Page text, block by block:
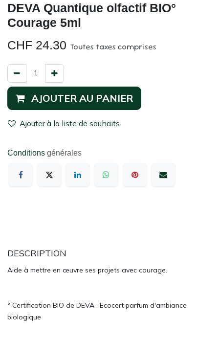
DEVA Quantique olfactif BIO°
Courage 5ml
CHF 24.30 Toutes taxes comprises
AJOUTER AU PANIER
Ajouter à la liste de souhaits
Conditions générales
DESCRIPTION
Aide à mettre en œuvre ses projets avec courage.
° Certification BIO de DEVA : Ecocert parfum d'ambiance
biologique